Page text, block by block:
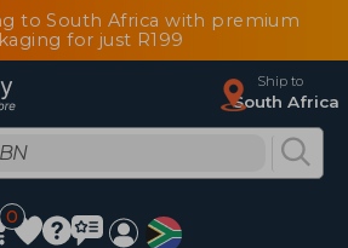
to South Africa with premium
for just R199
Ship to
South Africa
0